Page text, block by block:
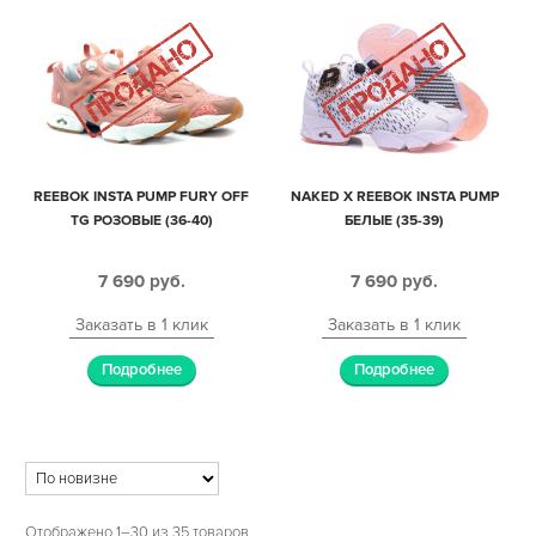
REEBOK INSTA PUMP FURY OFF
TG РОЗОВЫЕ (36-40)
7 690 руб.
Заказать в 1 клик
Подробнее
NAKED X REEBOK INSTA PUMP
БЕЛЫЕ (35-39)
7 690 руб.
Заказать в 1 клик
Подробнее